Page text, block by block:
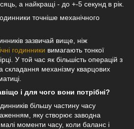
а найкращі - до +-5 секунд в рік.
точніше механічного
зазвичай вище, ніж
годинники вимагають тонкої
У той час як більшість операцій з
складання механізму кварцових
і для чого вони потрібні?
більшу частину часу
яку створює заводна
моменти часу, коли баланс і